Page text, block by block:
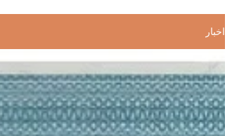
اخبار